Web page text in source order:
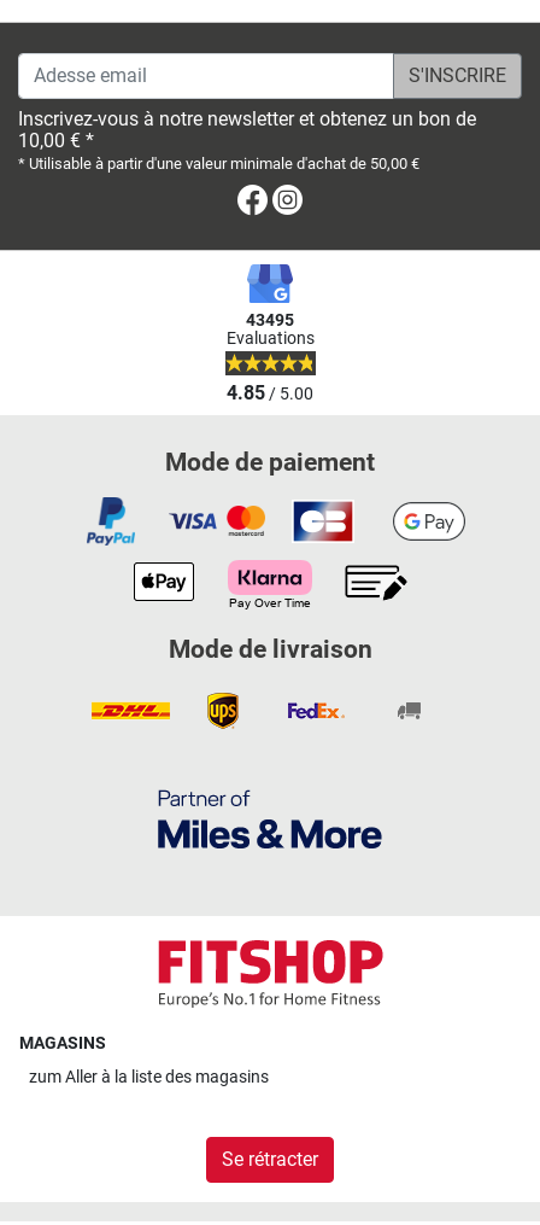
Adesse email
Inscrivez-vous à notre newsletter et obtenez un bon de
10,00 € *
* Utilisable à partir d'une valeur minimale d'achat de 50,00 €
Facebook
43495
Evaluations
4.85/ 5.00
Mode de paiement
Mode de livraison
MAGASINS
zumAller à la liste des magasins
Se rétracter